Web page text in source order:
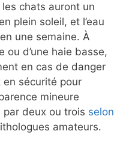
chats auront un
plein soleil, et l’eau
une semaine. À
ou d’une haie basse,
en cas de danger
sécurité pour
mineure
deux ou trois selon
amateurs.